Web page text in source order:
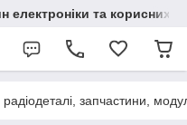
електроніки та корисних
радіодеталі, запчастини,